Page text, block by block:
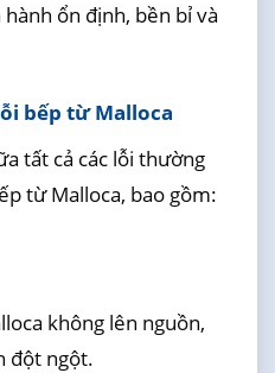
ổn định, bền bỉ và
bếp từ Malloca
tất cả các lỗi thường
từ Malloca, bao gồm:
không lên nguồn,
đột ngột.